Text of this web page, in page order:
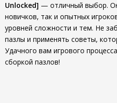
Unlocked] — отличный выбор.
новичков, так и опытных
уровней сложности и тем. Не
пазлы и применять советы,
Удачного вам игрового
сборкой пазлов!